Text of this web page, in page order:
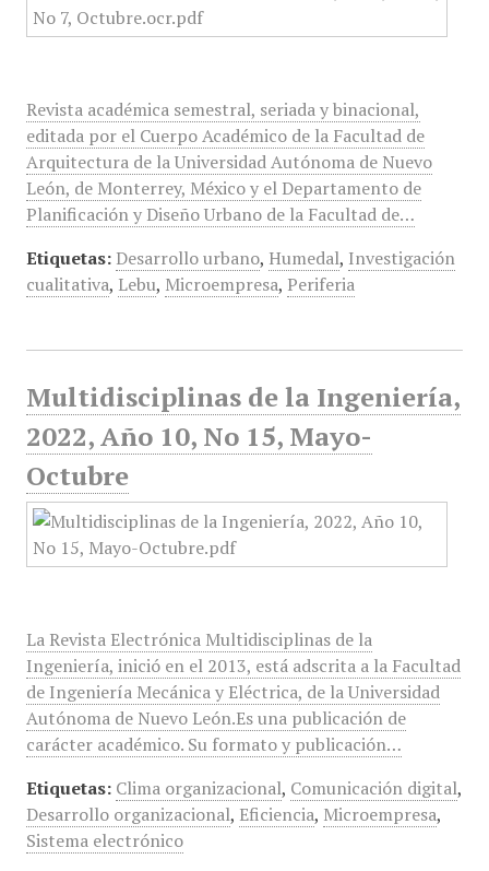
Revista académica semestral, seriada y binacional,
editada por el Cuerpo Académico de la Facultad de
Arquitectura de la Universidad Autónoma de Nuevo
León, de Monterrey, México y el Departamento de
Planificación y Diseño Urbano de la Facultad de…
Etiquetas: Desarrollo urbano, Humedal, Investigación
cualitativa, Lebu, Microempresa, Periferia
Multidisciplinas de la Ingeniería,
2022, Año 10, No 15, Mayo-
Octubre
La Revista Electrónica Multidisciplinas de la
Ingeniería, inició en el 2013, está adscrita a la Facultad
de Ingeniería Mecánica y Eléctrica, de la Universidad
Autónoma de Nuevo León.Es una publicación de
carácter académico. Su formato y publicación…
Etiquetas: Clima organizacional, Comunicación digital,
Desarrollo organizacional, Eficiencia, Microempresa,
Sistema electrónico